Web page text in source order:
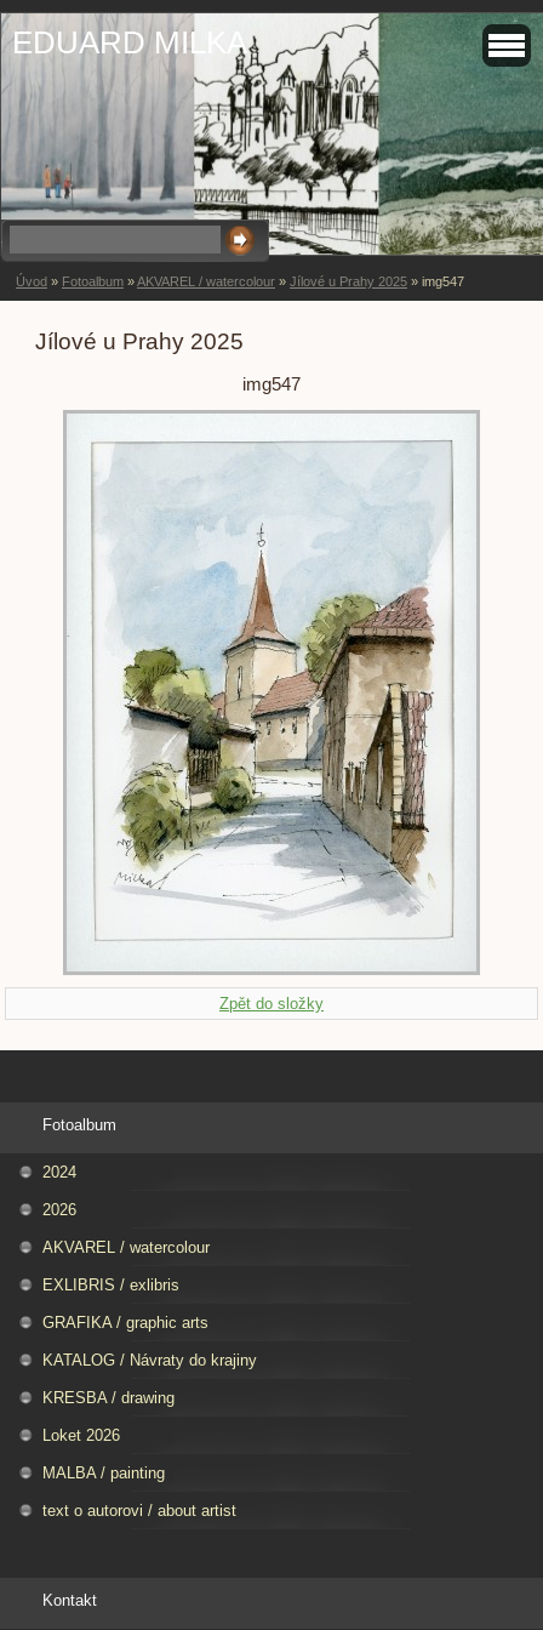
EDUARD MILKA
Úvod » Fotoalbum »AKVAREL / watercolour » Jílové u Prahy 2025 » img547
Jílové u Prahy 2025
img547
Zpět do složky
Fotoalbum
2024
2026
AKVAREL / watercolour
EXLIBRIS / exlibris
GRAFIKA / graphic arts
KATALOG / Návraty do krajiny
KRESBA / drawing
Loket 2026
MALBA / painting
text o autorovi / about artist
Kontakt